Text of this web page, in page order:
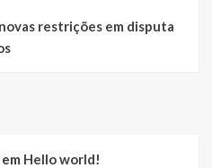
restrições em disputa
em Hello world!